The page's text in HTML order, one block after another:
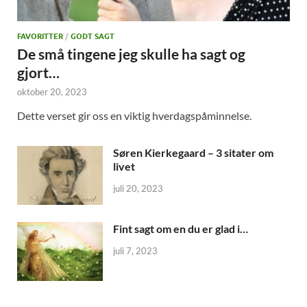
FAVORITTER / GODT SAGT
De små tingene jeg skulle ha sagt og
gjort…
oktober 20, 2023
Dette verset gir oss en viktig hverdagspåminnelse.
Søren Kierkegaard – 3 sitater om
livet
juli 20, 2023
Fint sagt om en du er glad i…
juli 7, 2023